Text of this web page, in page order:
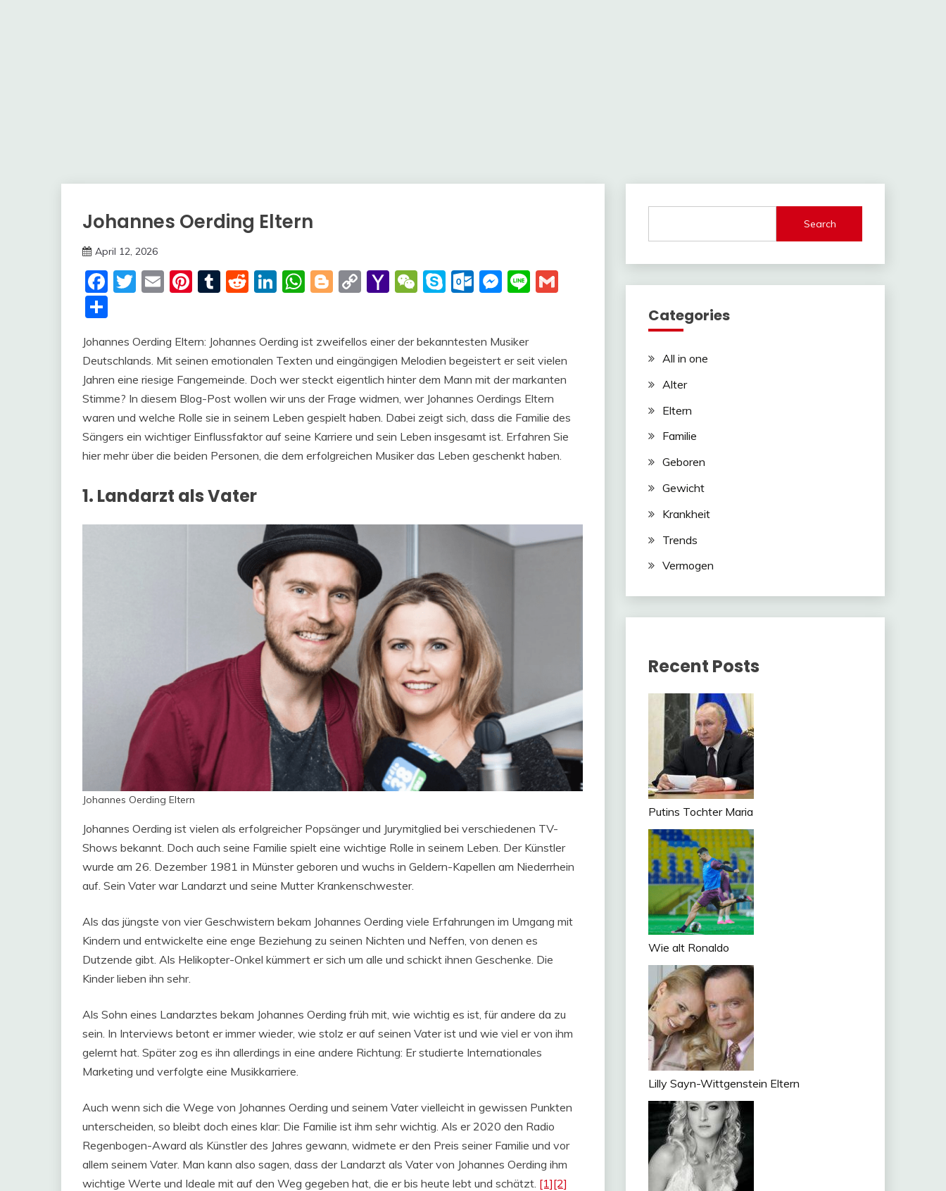
Trends
Johannes Oerding Eltern
April 12, 2026
Facebook
Twitter
EmailPinterest
Tumblr
Reddit
LinkedIn
WhatsApp
Blogger
CopyYahoo
WeChat
SkypeOutlook.com
Messenger
Line
Johannes Oerding Eltern: Johannes Oerding ist zweifellos einer der bekanntesten Musiker
Deutschlands. Mit seinen emotionalen Texten und eingängigen Melodien begeistert er seit vielen
Jahren eine riesige Fangemeinde. Doch wer steckt eigentlich hinter dem Mann mit der markanten
Stimme? In diesem Blog-Post wollen wir uns der Frage widmen, wer Johannes Oerdings Eltern
waren und welche Rolle sie in seinem Leben gespielt haben. Dabei zeigt sich, dass die Familie des
Sängers ein wichtiger Einflussfaktor auf seine Karriere und sein Leben insgesamt ist. Erfahren Sie
hier mehr über die beiden Personen, die dem erfolgreichen Musiker das Leben geschenkt haben.
1. Landarzt als Vater
Johannes Oerding Eltern
Johannes Oerding ist vielen als erfolgreicher Popsänger und Jurymitglied bei verschiedenen TV-
Shows bekannt. Doch auch seine Familie spielt eine wichtige Rolle in seinem Leben. Der Künstler
wurde am 26. Dezember 1981 in Münster geboren und wuchs in Geldern-Kapellen am Niederrhein
auf. Sein Vater war Landarzt und seine Mutter Krankenschwester.
Als das jüngste von vier Geschwistern bekam Johannes Oerding viele Erfahrungen im Umgang mit
Kindern und entwickelte eine enge Beziehung zu seinen Nichten und Neffen, von denen es
Dutzende gibt. Als Helikopter-Onkel kümmert er sich um alle und schickt ihnen Geschenke. Die
Kinder lieben ihn sehr.
Als Sohn eines Landarztes bekam Johannes Oerding früh mit, wie wichtig es ist, für andere da zu
sein. In Interviews betont er immer wieder, wie stolz er auf seinen Vater ist und wie viel er von ihm
gelernt hat. Später zog es ihn allerdings in eine andere Richtung: Er studierte Internationales
Marketing und verfolgte eine Musikkarriere.
Auch wenn sich die Wege von Johannes Oerding und seinem Vater vielleicht in gewissen Punkten
unterscheiden, so bleibt doch eines klar: Die Familie ist ihm sehr wichtig. Als er 2020 den Radio
Regenbogen-Award als Künstler des Jahres gewann, widmete er den Preis seiner Familie und vor
allem seinem Vater. Man kann also sagen, dass der Landarzt als Vater von Johannes Oerding ihm
wichtige Werte und Ideale mit auf den Weg gegeben hat, die er bis heute lebt und schätzt. [1][2]
Search
Categories
All in one
Alter
Eltern
Familie
Geboren
Gewicht
Krankheit
Trends
Vermogen
Recent Posts
Putins Tochter Maria
Wie alt Ronaldo
Lilly Sayn-Wittgenstein Eltern